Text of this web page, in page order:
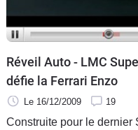
Réveil Auto - LMC
défie la Ferrari Enzo
Le 16/12/2009 19
Construite pour le dernier